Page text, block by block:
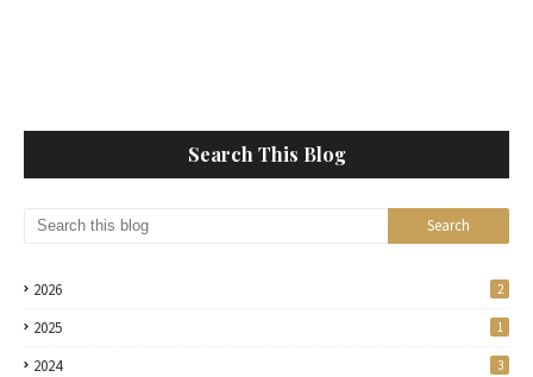
Search This Blog
2026 2
2025 1
2024 3